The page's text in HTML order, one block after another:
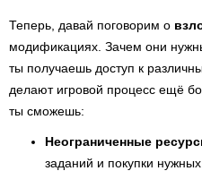
Теперь, давай поговорим о
модификациях. Зачем они
ты получаешь доступ к
делают игровой процесс ещё
ты сможешь:
Неограниченные
заданий и покупки